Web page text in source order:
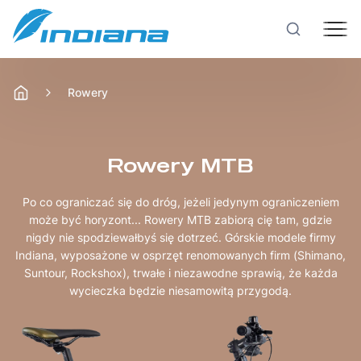
Rowery
Hulajnogi
Technologie
Produkcja
Rowery
Rowery MTB
Po co ograniczać się do dróg, jeżeli jedynym ograniczeniem
może być horyzont... Rowery MTB zabiorą cię tam, gdzie
nigdy nie spodziewałbyś się dotrzeć. Górskie modele firmy
Indiana, wyposażone w osprzęt renomowanych firm (Shimano,
Suntour, Rockshox), trwałe i niezawodne sprawią, że każda
wycieczka będzie niesamowitą przygodą.